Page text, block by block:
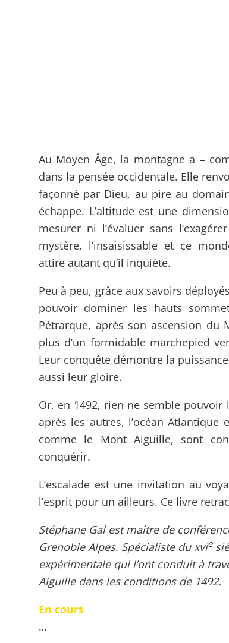
Au Moyen Âge, la montagne a –
dans la pensée occidentale. Elle
façonné par Dieu, au pire au
échappe. L’altitude est une
mesurer ni l’évaluer sans
mystère, l’insaisissable et ce
attire autant qu’il inquiète.
Peu à peu, grâce aux savoirs
pouvoir dominer les hauts
Pétrarque, après son ascension du
plus d’un formidable marchepied
Leur conquête démontre la
aussi leur gloire.
Or, en 1492, rien ne semble
après les autres, l’océan
comme le Mont Aiguille, sont
conquérir.
L’escalade est une invitation au
l’esprit pour un ailleurs. Ce livre
Stéphane Gal est maître de
Grenoble Alpes. Spécialiste du xvie
expérimentale qui l’ont conduit à
Aiguille dans les conditions de 1492.
En cours
…